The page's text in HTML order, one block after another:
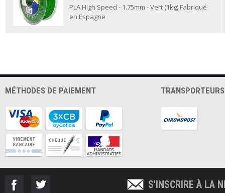
PLA High Speed - 1.75mm - Vert (1kg) Fabriqué
en Espagne
MÉTHODES DE PAIEMENT TRANSPORTEURS
S'INSCRIRE À LA